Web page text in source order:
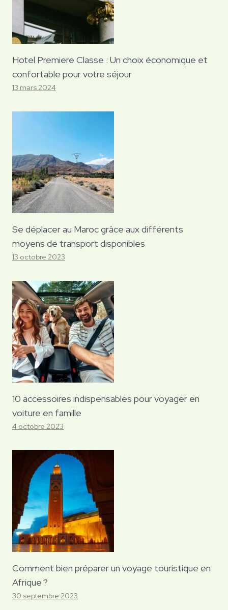
Hotel Premiere Classe : Un choix économique et
confortable pour votre séjour
13 mars 2024
Se déplacer au Maroc grâce aux différents
moyens de transport disponibles
13 octobre 2023
10 accessoires indispensables pour voyager en
voiture en famille
4 octobre 2023
Comment bien préparer un voyage touristique en
Afrique ?
30 septembre 2023